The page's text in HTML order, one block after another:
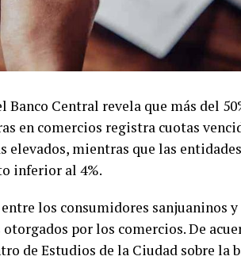
Central revela que más del
en comercios registra cuotas
elevados, mientras que las
inferior al 4%.
los consumidores sanjuaninos
por los comercios. De
de Estudios de la Ciudad sobre la